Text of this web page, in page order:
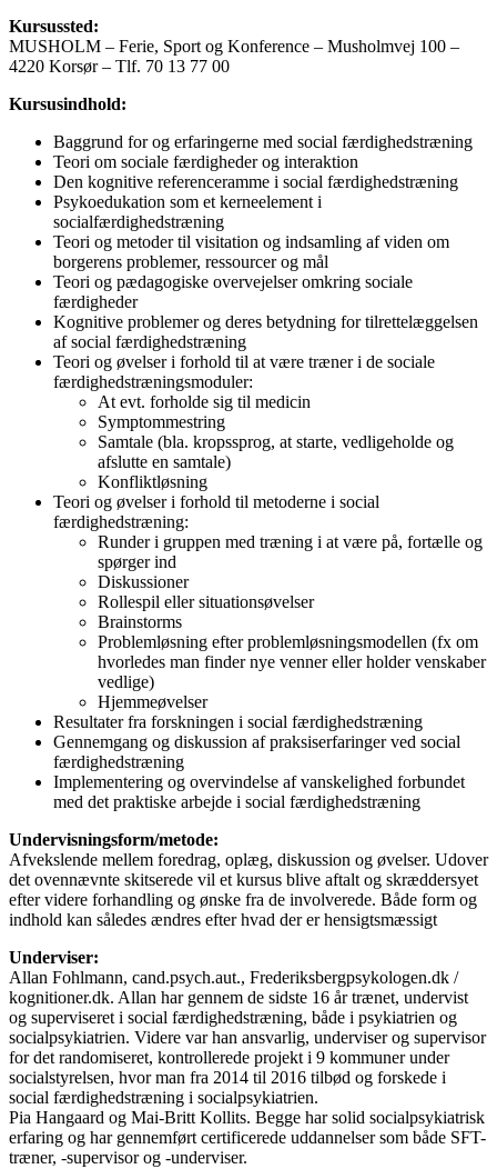
Kursussted:
MUSHOLM – Ferie, Sport og Konference – Musholmvej 100 –
4220 Korsør – Tlf. 70 13 77 00
Kursusindhold:
Baggrund for og erfaringerne med social færdighedstræning
Teori om sociale færdigheder og interaktion
Den kognitive referenceramme i social færdighedstræning
Psykoedukation som et kerneelement i
socialfærdighedstræning
Teori og metoder til visitation og indsamling af viden om
borgerens problemer, ressourcer og mål
Teori og pædagogiske overvejelser omkring sociale
færdigheder
Kognitive problemer og deres betydning for tilrettelæggelsen
af social færdighedstræning
Teori og øvelser i forhold til at være træner i de sociale
færdighedstræningsmoduler:
At evt. forholde sig til medicin
Symptommestring
Samtale (bla. kropssprog, at starte, vedligeholde og
afslutte en samtale)
Konfliktløsning
Teori og øvelser i forhold til metoderne i social
færdighedstræning:
Runder i gruppen med træning i at være på, fortælle og
spørger ind
Diskussioner
Rollespil eller situationsøvelser
Brainstorms
Problemløsning efter problemløsningsmodellen (fx om
hvorledes man finder nye venner eller holder venskaber
vedlige)
Hjemmeøvelser
Resultater fra forskningen i social færdighedstræning
Gennemgang og diskussion af praksiserfaringer ved social
færdighedstræning
Implementering og overvindelse af vanskelighed forbundet
med det praktiske arbejde i social færdighedstræning
Undervisningsform/metode:
Afvekslende mellem foredrag, oplæg, diskussion og øvelser. Udover
det ovennævnte skitserede vil et kursus blive aftalt og skræddersyet
efter videre forhandling og ønske fra de involverede. Både form og
indhold kan således ændres efter hvad der er hensigtsmæssigt
Underviser:
Allan Fohlmann, cand.psych.aut., Frederiksbergpsykologen.dk /
kognitioner.dk. Allan har gennem de sidste 16 år trænet, undervist
og superviseret i social færdighedstræning, både i psykiatrien og
socialpsykiatrien. Videre var han ansvarlig, underviser og supervisor
for det randomiseret, kontrollerede projekt i 9 kommuner under
socialstyrelsen, hvor man fra 2014 til 2016 tilbød og forskede i
social færdighedstræning i socialpsykiatrien.
Pia Hangaard og Mai-Britt Kollits. Begge har solid socialpsykiatrisk
erfaring og har gennemført certificerede uddannelser som både SFT-
træner, -supervisor og -underviser.